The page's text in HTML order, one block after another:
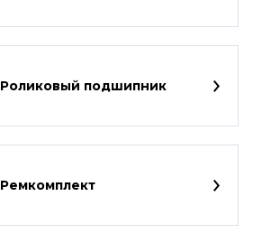
Роликовый подшипник
Ремкомплект